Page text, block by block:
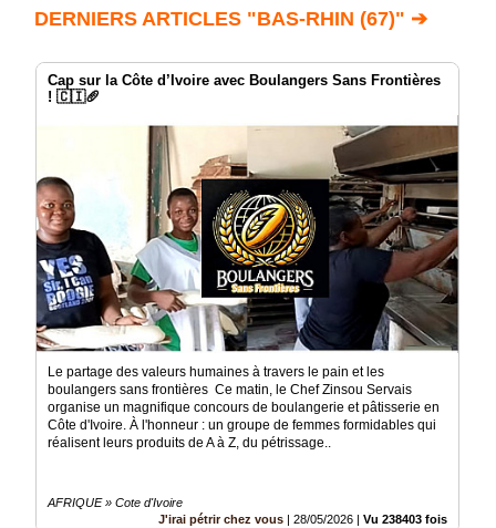
DERNIERS ARTICLES "BAS-RHIN (67)" ➔
Cap sur la Côte d’Ivoire avec Boulangers Sans Frontières
! 🇨🇮🥖
Le partage des valeurs humaines à travers le pain et les
boulangers sans frontières Ce matin, le Chef Zinsou Servais
organise un magnifique concours de boulangerie et pâtisserie en
Côte d'Ivoire. À l'honneur : un groupe de femmes formidables qui
réalisent leurs produits de A à Z, du pétrissage..
AFRIQUE » Cote d'Ivoire
J'irai pétrir chez vous
28/05/2026 Vu 238403 fois